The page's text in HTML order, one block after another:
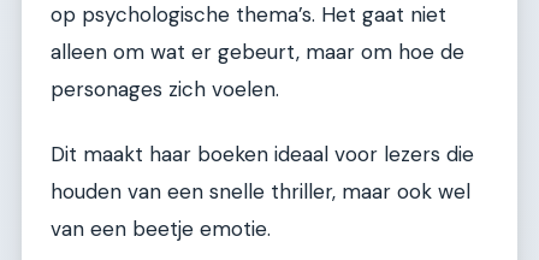
op psychologische thema’s. Het gaat niet
alleen om wat er gebeurt, maar om hoe de
personages zich voelen.
Dit maakt haar boeken ideaal voor lezers die
houden van een snelle thriller, maar ook wel
van een beetje emotie.